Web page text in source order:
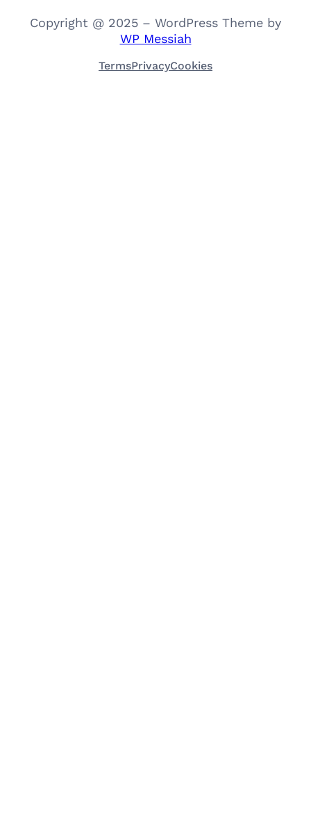
Copyright @ 2025 – WordPress Theme by
WP Messiah
TermsPrivacyCookies